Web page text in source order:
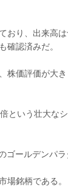
おり、出来高は
確認済みだ。
株価評価が大
という壮大な
ゴールデンパラ
場銘柄である。